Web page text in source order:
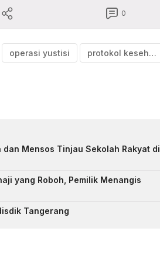
0
operasi yustisi protokol kesehatan
Mensos Tinjau Sekolah Rakyat di
yang Roboh, Pemilik Menangis
Tangerang